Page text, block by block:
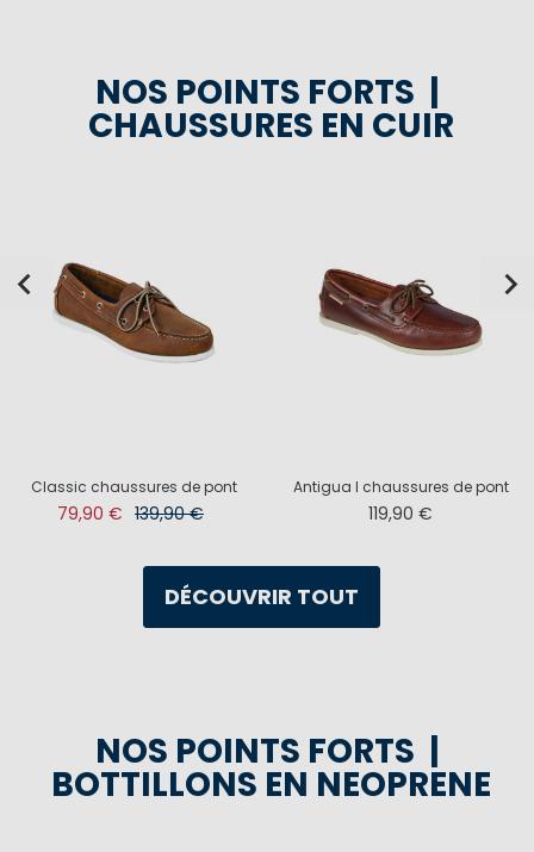
NOS POINTS FORTS |
CHAUSSURES EN CUIR
Classic chaussures de pont
79,90 € 139,90 €
Antigua I chaussures de pont
119,90 €
DÉCOUVRIR TOUT
NOS POINTS FORTS |
BOTTILLONS EN NEOPRENE